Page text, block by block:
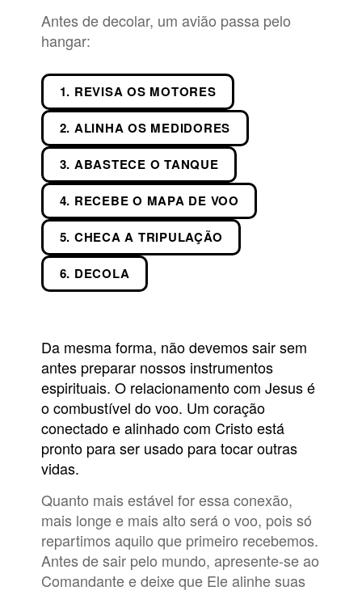
Antes de decolar, um avião passa pelo
hangar:
1. REVISA OS MOTORES
2. ALINHA OS MEDIDORES
3. ABASTECE O TANQUE
4. RECEBE O MAPA DE VOO
5. CHECA A TRIPULAÇÃO
6. DECOLA
Da mesma forma, não devemos sair sem
antes preparar nossos instrumentos
espirituais. O relacionamento com Jesus é
o combustível do voo. Um coração
conectado e alinhado com Cristo está
pronto para ser usado para tocar outras
vidas.
Quanto mais estável for essa conexão,
mais longe e mais alto será o voo, pois só
repartimos aquilo que primeiro recebemos.
Antes de sair pelo mundo, apresente-se ao
Comandante e deixe que Ele alinhe suas